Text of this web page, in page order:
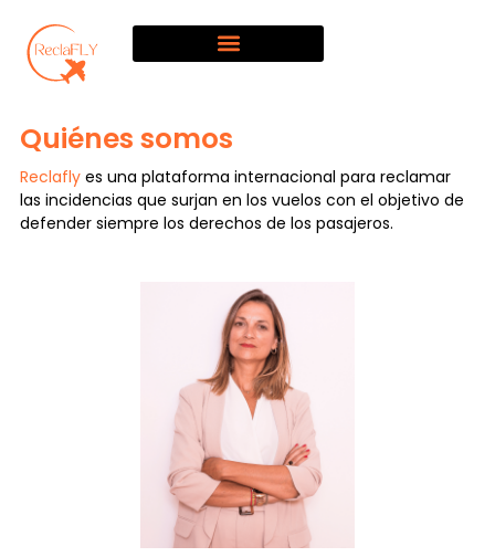
Quiénes somos
Reclafly es una plataforma internacional para reclamar
las incidencias que surjan en los vuelos con el objetivo de
defender siempre los derechos de los pasajeros.